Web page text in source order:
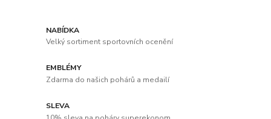
NABÍDKA
Velký sortiment sportovních ocenění
EMBLÉMY
Zdarma do našich pohárů a medailí
SLEVA